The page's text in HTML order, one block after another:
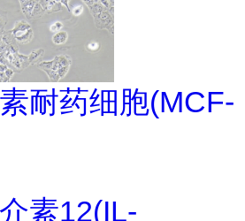
耐药细胞(MCF-
素12(IL-